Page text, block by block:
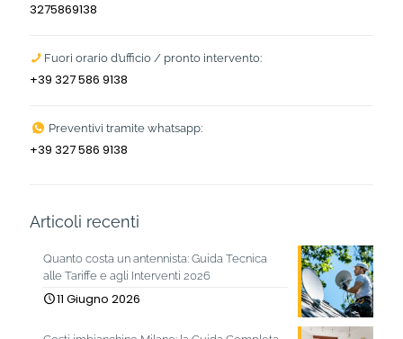
3275869138
Fuori orario d’ufficio / pronto intervento:
+39 327 586 9138
Preventivi tramite whatsapp:
+39 327 586 9138
Articoli recenti
Quanto costa un antennista: Guida Tecnica
alle Tariffe e agli Interventi 2026
11 Giugno 2026